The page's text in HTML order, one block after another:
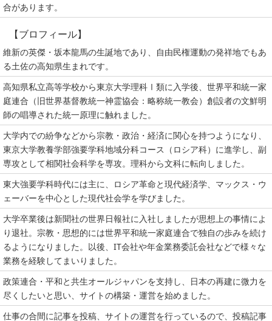
合があります。
【ブロフィール】
維新の英傑・坂本龍馬の生誕地であり、自由民権運動の発祥地でもあ
る土佐の高知県生まれです。
高知県私立高等学校から東京大学理科Ⅰ類に入学後、世界平和統一家
庭連合（旧世界基督教統一神霊協会：略称統一教会）創設者の文鮮明
師の唱導された統一原理に触れました。
大学内での紛争などから宗教・政治・経済に関心を持つようになり、
東京大学教養学部強要学科地域分科コース（ロシア科）に進学し、副
専攻として相関社会科学を専攻。理科から文科に転向しました。
東大強要学科時代には主に、ロシア革命と現代経済学、マックス・ウ
ェーバーを中心とした現代社会学を学びました。
大学卒業後は新聞社の世界日報社に入社しましたが思想上の事情によ
り退社。宗教・思想的には世界平和統一家庭連合で独自の歩みを続け
るようになりました。以後、IT会社や年金業務委託会社などで様々な
業務を経験してまいりました。
政策連合・平和と共生オールジャパンを支持し、日本の再建に微力を
尽くしたいと思い、サイトの構築・運営を始めました。
仕事の合間に記事を投稿、サイトの運営を行っているので、投稿記事